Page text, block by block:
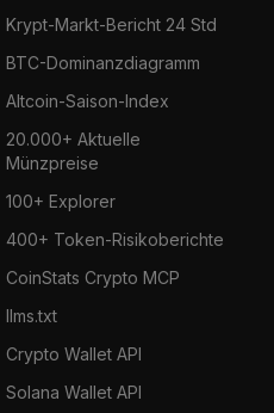
Krypt-Markt-Bericht 24 Std
BTC-Dominanzdiagramm
Altcoin-Saison-Index
20.000+ Aktuelle
Münzpreise
100+ Explorer
400+ Token-Risikoberichte
CoinStats Crypto MCP
llms.txt
Crypto Wallet API
Solana Wallet API